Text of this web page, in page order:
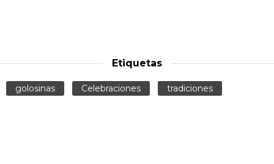
Etiquetas
golosinas Celebraciones tradiciones